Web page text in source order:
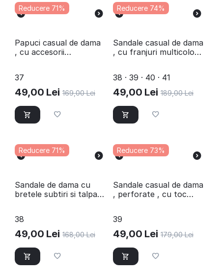
Reducere 71%
​Papuci casual de dama
, cu accesorii
37
49,00 Lei 169,00 Lei
Reducere 74%
​Sandale casual de dama
, cu franjuri multicolori
38 · 39 · 40 · 41
49,00 Lei 189,00 Lei
Reducere 71%
Sandale de dama cu
bretele subtiri si talpa
38
49,00 Lei 168,00 Lei
Reducere 73%
​Sandale casual de dama
, perforate , cu toc
39
49,00 Lei 179,00 Lei